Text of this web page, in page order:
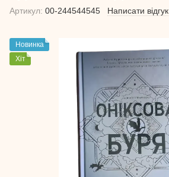
Артикул: 00-244544545 Написати відгук
Новинка
Хіт